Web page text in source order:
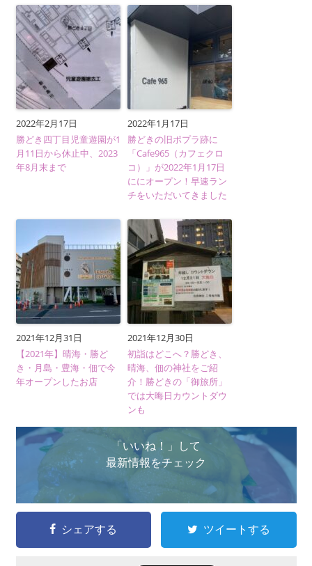
2022年2月17日
勝どき四丁目児童遊園が1
月11日から休止中、2023
年8月末まで
2022年1月17日
勝どきの旧ポプラ跡に
「Cafe965（カフェクロ
コ）」が2022年1月17日
ににオープン！早速ラン
チをいただいてきました
2021年12月31日
【2021年】晴海・勝ど
き・月島・豊海・佃で今
年オープンしたお店
2021年12月30日
初詣はどこへ？勝どき、
晴海、佃の神社をご紹
介！勝どきの「御旅所」
では大晦日カウントダウ
ンも
「いいね！」して
最新情報をチェック
シェアする ツイートする